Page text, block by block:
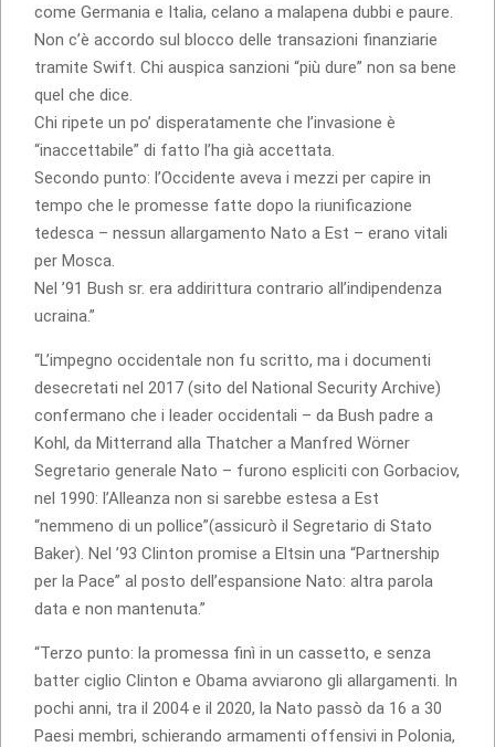
come Germania e Italia, celano a malapena dubbi e paure.
Non c’è accordo sul blocco delle transazioni finanziarie
tramite Swift. Chi auspica sanzioni “più dure” non sa bene
quel che dice.
Chi ripete un po’ disperatamente che l’invasione è
“inaccettabile” di fatto l’ha già accettata.
Secondo punto: l’Occidente aveva i mezzi per capire in
tempo che le promesse fatte dopo la riunificazione
tedesca – nessun allargamento Nato a Est – erano vitali
per Mosca.
Nel ’91 Bush sr. era addirittura contrario all’indipendenza
ucraina.”
“L’impegno occidentale non fu scritto, ma i documenti
desecretati nel 2017 (sito del National Security Archive)
confermano che i leader occidentali – da Bush padre a
Kohl, da Mitterrand alla Thatcher a Manfred Wörner
Segretario generale Nato – furono espliciti con Gorbaciov,
nel 1990: l’Alleanza non si sarebbe estesa a Est
“nemmeno di un pollice”(assicurò il Segretario di Stato
Baker). Nel ’93 Clinton promise a Eltsin una “Partnership
per la Pace” al posto dell’espansione Nato: altra parola
data e non mantenuta.”
“Terzo punto: la promessa finì in un cassetto, e senza
batter ciglio Clinton e Obama avviarono gli allargamenti. In
pochi anni, tra il 2004 e il 2020, la Nato passò da 16 a 30
Paesi membri, schierando armamenti offensivi in Polonia,